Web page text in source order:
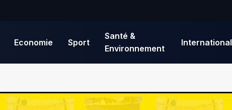
Economie Sport
Santé &
Environnement
International